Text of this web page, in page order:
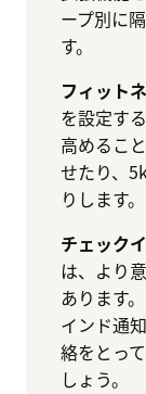
ープ別に
す。
フィット
を設定す
高めるこ
せたり、
りします。
チェック
は、より
あります
インド通
絡をとっ
しょう。